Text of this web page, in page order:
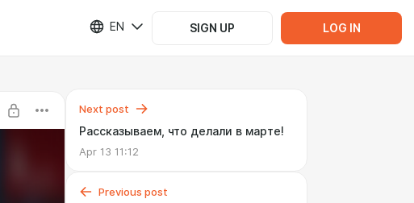
EN SIGN UP LOG IN
Next post
Рассказываем, что делали в марте!
Apr 13 11:12
Previous post